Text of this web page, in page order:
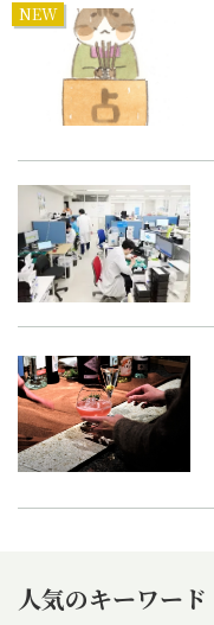
NEW
人気のキーワード